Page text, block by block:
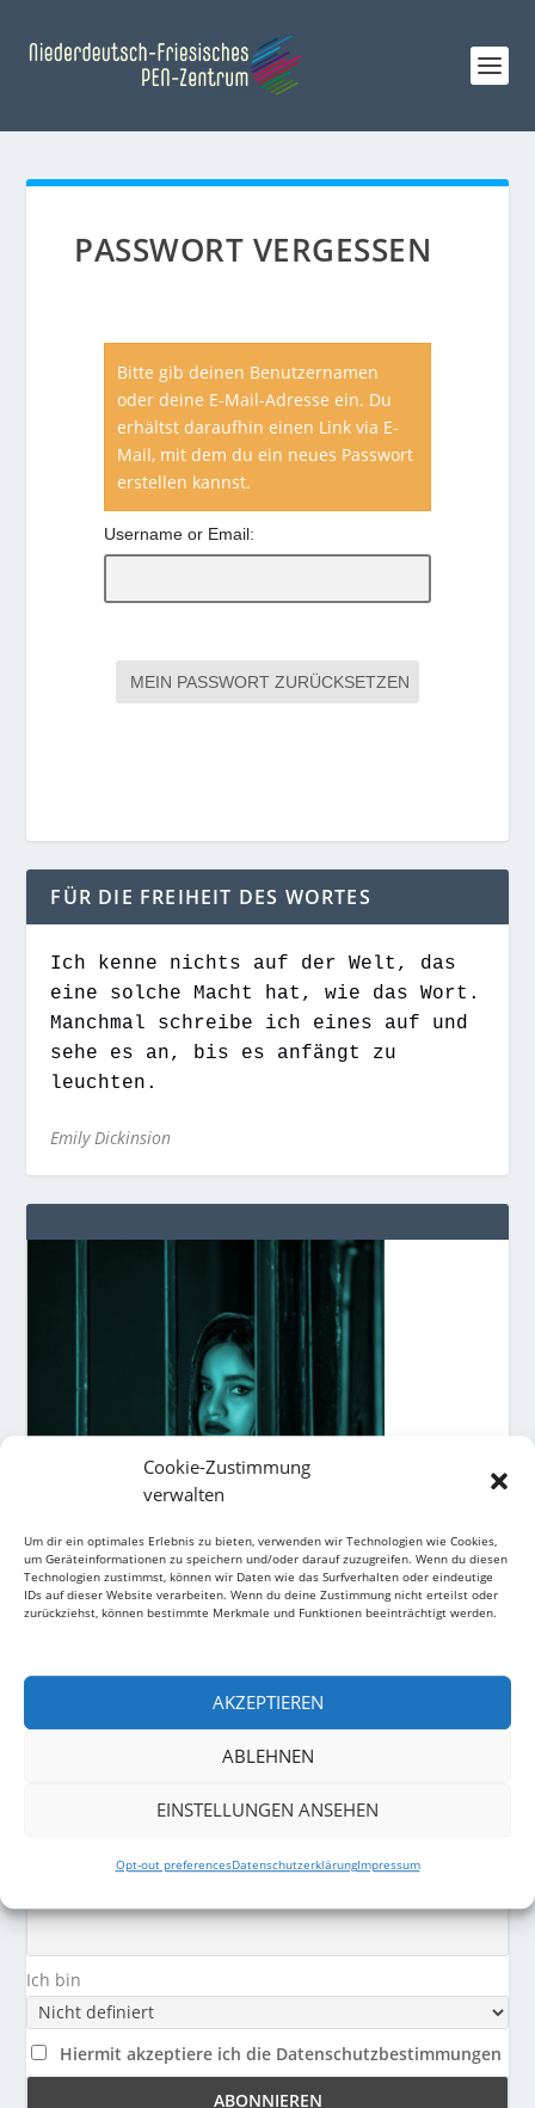
Cookie-Zustimmung
verwalten
Um dir ein optimales Erlebnis zu bieten, verwenden wir Technologien wie Cookies,
um Geräteinformationen zu speichern und/oder darauf zuzugreifen. Wenn du diesen
Technologien zustimmst, können wir Daten wie das Surfverhalten oder eindeutige
IDs auf dieser Website verarbeiten. Wenn du deine Zustimmung nicht erteilst oder
zurückziehst, können bestimmte Merkmale und Funktionen beeinträchtigt werden.
AKZEPTIEREN
ABLEHNEN
EINSTELLUNGEN ANSEHEN
Opt-out preferencesDatenschutzerklärungImpressum
PASSWORT VERGESSEN
Bitte gib deinen Benutzernamen
oder deine E-Mail-Adresse ein. Du
erhältst daraufhin einen Link via E-
Mail, mit dem du ein neues Passwort
erstellen kannst.
Username or Email:
FÜR DIE FREIHEIT DES WORTES
Ich kenne nichts auf der Welt, das
eine solche Macht hat, wie das Wort.
Manchmal schreibe ich eines auf und
sehe es an, bis es anfängt zu
leuchten.
Emily Dickinsion
Ich bin
Hiermit akzeptiere ich die Datenschutzbestimmungen